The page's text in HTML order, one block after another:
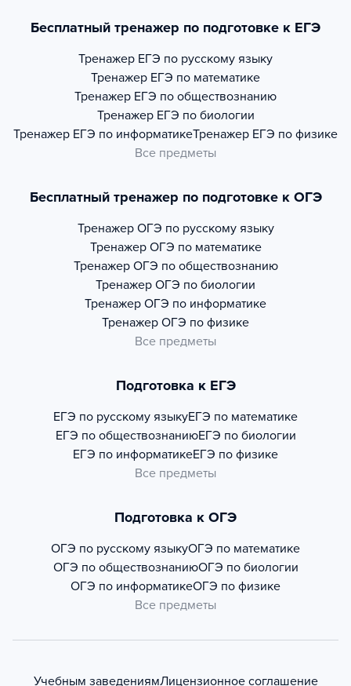
Бесплатный тренажер по подготовке к ЕГЭ
Тренажер ЕГЭ по русскому языку
Тренажер ЕГЭ по математике
Тренажер ЕГЭ по обществознанию
Тренажер ЕГЭ по биологии
Тренажер ЕГЭ по информатикеТренажер ЕГЭ по физике
Все предметы
Бесплатный тренажер по подготовке к ОГЭ
Тренажер ОГЭ по русскому языку
Тренажер ОГЭ по математике
Тренажер ОГЭ по обществознанию
Тренажер ОГЭ по биологии
Тренажер ОГЭ по информатике
Тренажер ОГЭ по физике
Все предметы
Подготовка к ЕГЭ
ЕГЭ по русскому языкуЕГЭ по математике
ЕГЭ по обществознаниюЕГЭ по биологии
ЕГЭ по информатикеЕГЭ по физике
Все предметы
Подготовка к ОГЭ
ОГЭ по русскому языкуОГЭ по математике
ОГЭ по обществознаниюОГЭ по биологии
ОГЭ по информатикеОГЭ по физике
Все предметы
Учебным заведениямЛицензионное соглашение